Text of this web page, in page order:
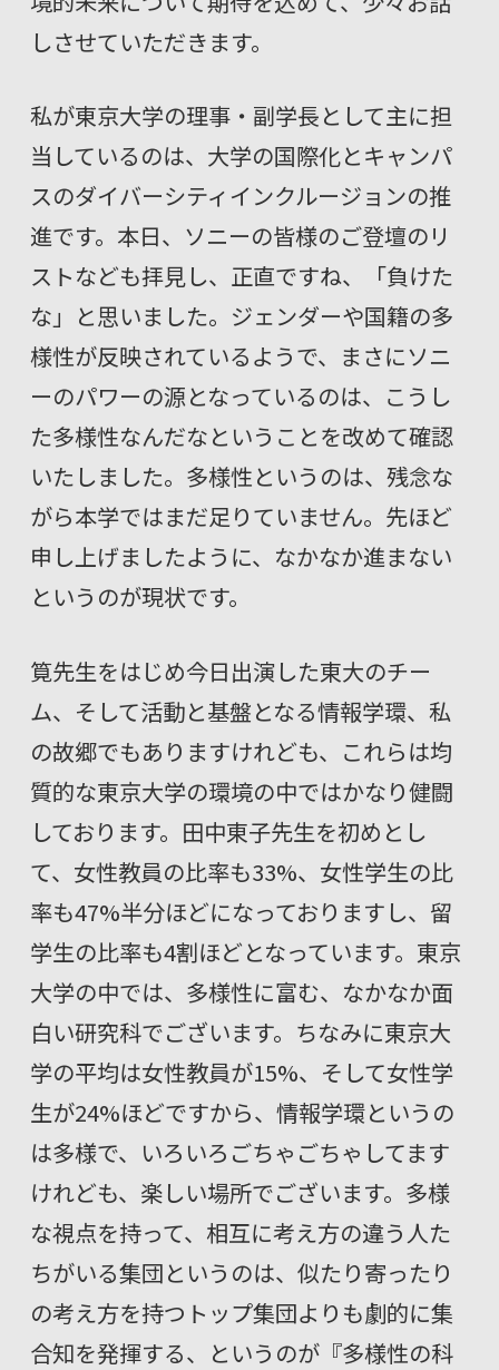
しさせていただきます。
私が東京大学の理事・副学長として主に担
当しているのは、大学の国際化とキャンパ
スのダイバーシティインクルージョンの推
進です。本日、ソニーの皆様のご登壇のリ
ストなども拝見し、正直ですね、「負けた
な」と思いました。ジェンダーや国籍の多
様性が反映されているようで、まさにソニ
ーのパワーの源となっているのは、こうし
た多様性なんだなということを改めて確認
いたしました。多様性というのは、残念な
がら本学ではまだ足りていません。先ほど
申し上げましたように、なかなか進まない
というのが現状です。
筧先生をはじめ今日出演した東大のチー
ム、そして活動と基盤となる情報学環、私
の故郷でもありますけれども、これらは均
質的な東京大学の環境の中ではかなり健闘
しております。田中東子先生を初めとし
て、女性教員の比率も33%、女性学生の比
率も47%半分ほどになっておりますし、留
学生の比率も4割ほどとなっています。東京
大学の中では、多様性に富む、なかなか面
白い研究科でございます。ちなみに東京大
学の平均は女性教員が15%、そして女性学
生が24%ほどですから、情報学環というの
は多様で、いろいろごちゃごちゃしてます
けれども、楽しい場所でございます。多様
な視点を持って、相互に考え方の違う人た
ちがいる集団というのは、似たり寄ったり
の考え方を持つトップ集団よりも劇的に集
合知を発揮する、というのが『多様性の科